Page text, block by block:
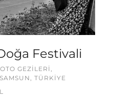
Festivali
GEZILERI
SAMSUN
TÜRKIYE